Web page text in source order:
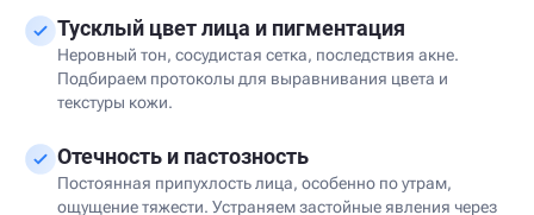
Тусклый цвет лица и пигментация
Неровный тон, сосудистая сетка, последствия акне.
Подбираем протоколы для выравнивания цвета и
текстуры кожи.
Отечность и пастозность
Постоянная припухлость лица, особенно по утрам,
ощущение тяжести. Устраняем застойные явления через